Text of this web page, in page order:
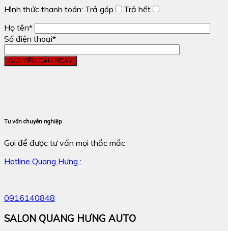
Hình thức thanh toán: Trả góp
Trả hết
Họ tên*
Số điện thoại*
Tư vấn chuyên nghiệp
Gọi để được tư vấn mọi thắc mắc
Hotline Quang Hưng :
0916140848
SALON QUANG HƯNG AUTO